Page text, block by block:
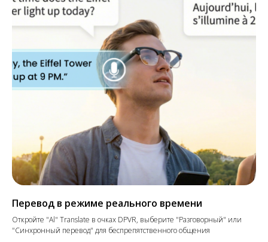
Перевод в режиме реального времени
Откройте "Al" Translate в очках DPVR, выберите "Разговорный" или
"Синхронный перевод" для беспрепятственного общения